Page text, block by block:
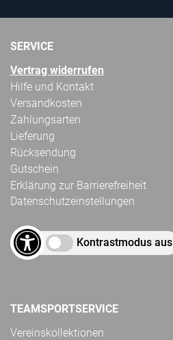
SERVICE
Vertrag widerrufen
Hilfe und Kontakt
Versandkosten
Zahlungsarten
Lieferung
Rücksendung
Gutschein
Erklärung zur Barrierefreiheit
Datenschutzeinstellungen
Kontrastmodus aus
TEAMSPORTSERVICE
Vereinskollektionen